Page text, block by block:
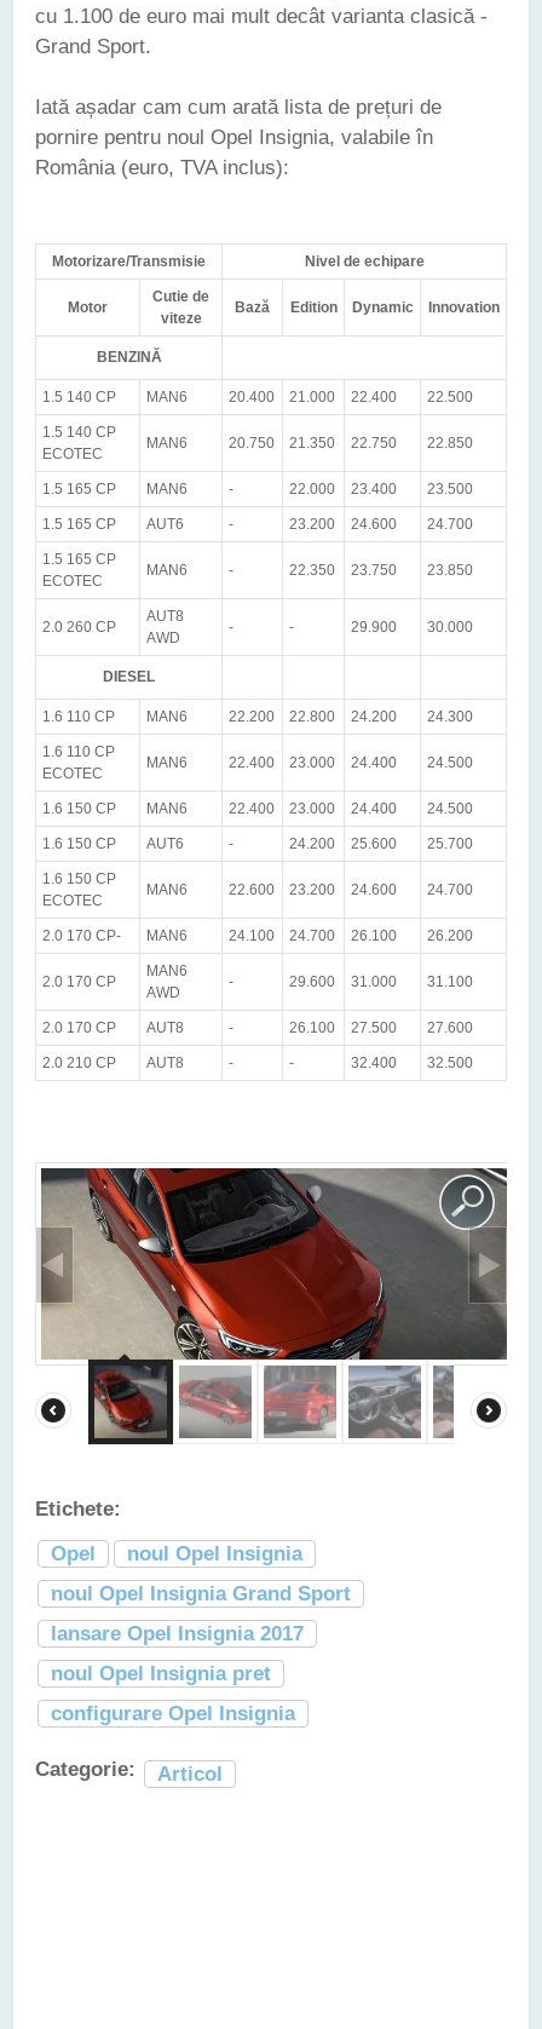
cu 1.100 de euro mai mult decât varianta clasică -
Grand Sport.
Iată așadar cam cum arată lista de prețuri de
pornire pentru noul Opel Insignia, valabile în
România (euro, TVA inclus):
Motorizare/Transmisie Nivel de echipare
Motor
Cutie de
viteze
Bază Edition Dynamic Innovation
BENZINĂ
1.5 140 CP MAN6 20.400 21.000 22.400 22.500
1.5 140 CP
ECOTEC
MAN6 20.750 21.350 22.750 22.850
1.5 165 CP MAN6 - 22.000 23.400 23.500
1.5 165 CP AUT6 - 23.200 24.600 24.700
1.5 165 CP
ECOTEC
MAN6 - 22.350 23.750 23.850
2.0 260 CP
AUT8
AWD
- - 29.900 30.000
DIESEL
1.6 110 CP MAN6 22.200 22.800 24.200 24.300
1.6 110 CP
ECOTEC
MAN6 22.400 23.000 24.400 24.500
1.6 150 CP MAN6 22.400 23.000 24.400 24.500
1.6 150 CP AUT6 - 24.200 25.600 25.700
1.6 150 CP
ECOTEC
MAN6 22.600 23.200 24.600 24.700
2.0 170 CP- MAN6 24.100 24.700 26.100 26.200
2.0 170 CP
MAN6
AWD
- 29.600 31.000 31.100
2.0 170 CP AUT8 - 26.100 27.500 27.600
2.0 210 CP AUT8 - - 32.400 32.500
Etichete:
Opel
noul Opel Insignia
noul Opel Insignia Grand Sport
lansare Opel Insignia 2017
noul Opel Insignia pret
configurare Opel Insignia
Categorie: Articol